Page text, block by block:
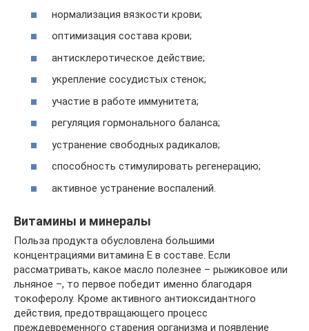
нормализация вязкости крови;
оптимизация состава крови;
антисклеротическое действие;
укрепление сосудистых стенок;
участие в работе иммунитета;
регуляция гормонального баланса;
устранение свободных радикалов;
способность стимулировать регенерацию;
активное устранение воспалений.
Витамины и минералы
Польза продукта обусловлена большими
концентрациями витамина Е в составе. Если
рассматривать, какое масло полезнее – рыжиковое или
льняное –, то первое победит именно благодаря
токоферолу. Кроме активного антиоксидантного
действия, предотвращающего процесс
преждевременного старения организма и появление